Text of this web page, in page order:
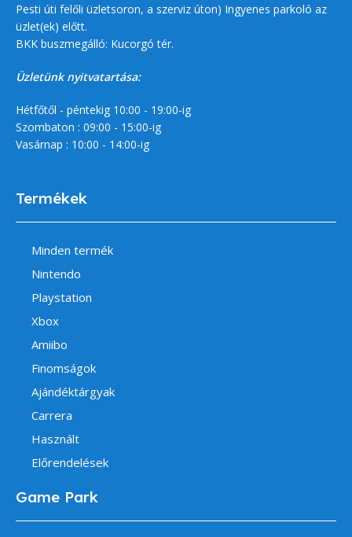
Pesti úti felőli üzletsoron, a szerviz úton) Ingyenes parkoló az
üzlet(ek) előtt.
BKK buszmegálló: Kucorgó tér.
Üzletünk nyitvatartása:
Hétfőtől - péntekig 10:00 - 19:00-ig
Szombaton : 09:00 - 15:00-ig
Vasárnap : 10:00 - 14:00-ig
Termékek
Minden termék
Nintendo
Playstation
Xbox
Amiibo
Finomságok
Ajándéktárgyak
Carrera
Használt
Előrendelések
Game Park